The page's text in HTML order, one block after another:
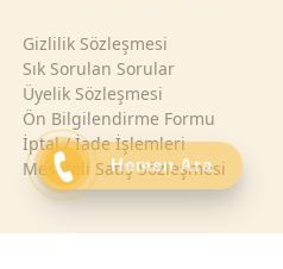
Hemen Ara
Gizlilik Sözleşmesi
Sık Sorulan Sorular
Üyelik Sözleşmesi
Ön Bilgilendirme Formu
İptal / İade İşlemleri
Mesafeli Satış Sözleşmesi